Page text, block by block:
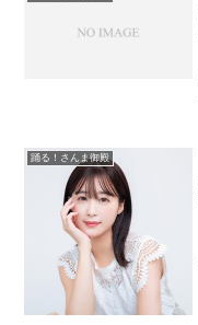
踊る！さんま御殿